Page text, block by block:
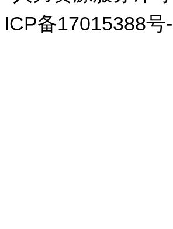
ICP备17015388号